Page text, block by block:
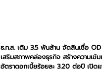
ธ.ก.ส. เติม 3.5 พันล้าน จัดสินเชื่อ
เสริมสภาพคล่องธุรกิจ สร้างความเข้
อัตราดอกเบี้ยร้อยละ 3.20 ต่อปี เปิด